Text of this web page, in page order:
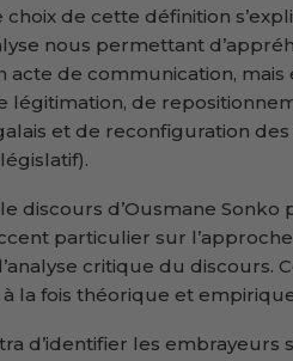
de cette définition
nous permettant
acte de communication,
légitimation, de
et de reconfiguration
discours d’Ousmane Sonko
particulier sur
critique du discours.
la fois théorique et
d’identifier les embrayeurs